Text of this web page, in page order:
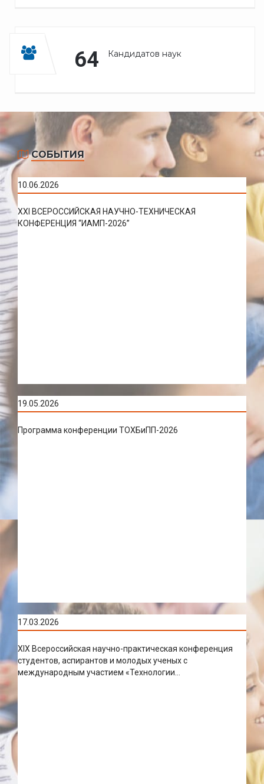
64 Кандидатов наук
СОБЫТИЯ
10.06.2026
XXI ВСЕРОССИЙСКАЯ НАУЧНО-ТЕХНИЧЕСКАЯ
КОНФЕРЕНЦИЯ “ИАМП-2026”
19.05.2026
Программа конференции ТОХБиПП-2026
17.03.2026
XIX Всероссийская научно-практическая конференция
студентов, аспирантов и молодых ученых с
международным участием «Технологии...